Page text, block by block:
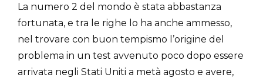
La numero 2 del mondo è stata abbastanza
fortunata, e tra le righe lo ha anche ammesso,
nel trovare con buon tempismo l’origine del
problema in un test avvenuto poco dopo essere
arrivata negli Stati Uniti a metà agosto e avere,